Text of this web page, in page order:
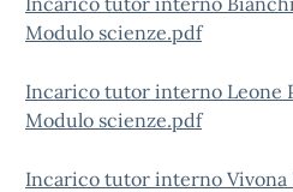
Modulo scienze.pdf
Incarico tutor interno Leone
Modulo scienze.pdf
Incarico tutor interno Vivona